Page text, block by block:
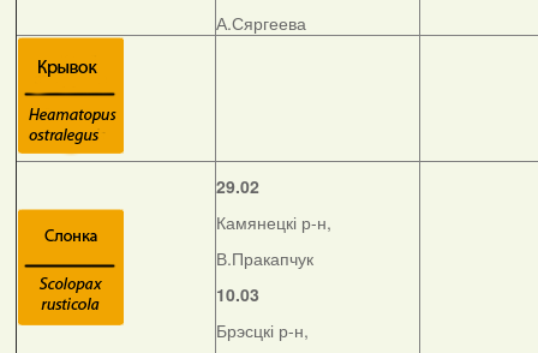
А.Сяргеева
29.02
Камянецкі р-н,
В.Пракапчук
10.03
Брэсцкі р-н,